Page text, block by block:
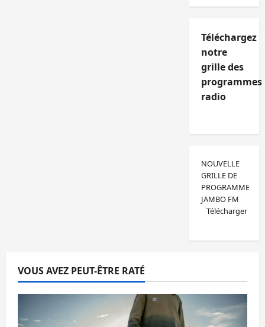
Téléchargez
notre
grille des
programmes
radio
NOUVELLE
GRILLE DE
PROGRAMME
JAMBO FM
Télécharger
VOUS AVEZ PEUT-ÊTRE RATÉ